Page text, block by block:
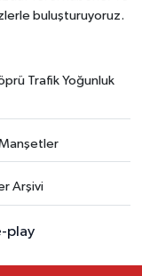
buluşturuyoruz.
Trafik Yoğunluk
Arşivi